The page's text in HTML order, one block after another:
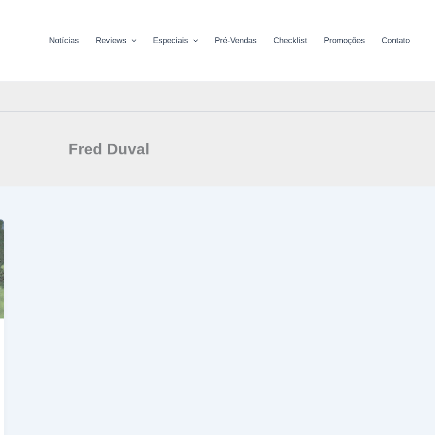
Notícias Reviews Especiais Pré-Vendas Checklist Promoções Contato
Fred Duval